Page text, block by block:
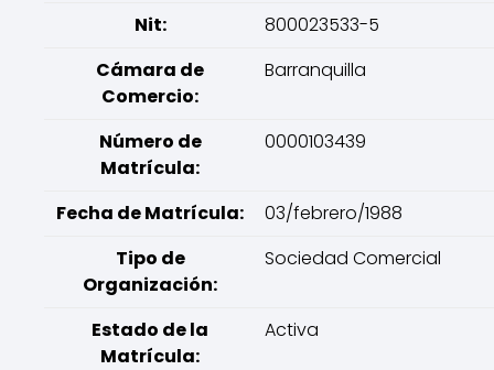
Nit:
800023533-5
Cámara de
Comercio:
Barranquilla
Número de
Matrícula:
0000103439
Fecha de Matrícula:
03/febrero/1988
Tipo de
Organización:
Sociedad Comercial
Estado de la
Matrícula:
Activa